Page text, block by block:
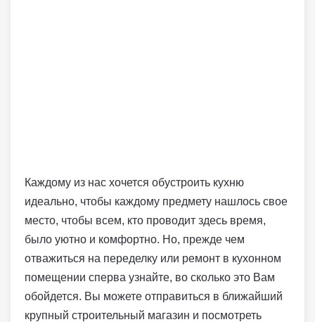
Каждому из нас хочется обустроить кухню
идеально, чтобы каждому предмету нашлось свое
место, чтобы всем, кто проводит здесь время,
было уютно и комфортно. Но, прежде чем
отважиться на переделку или ремонт в кухонном
помещении сперва узнайте, во сколько это Вам
обойдется. Вы можете отправиться в ближайший
крупный строительный магазин и посмотреть